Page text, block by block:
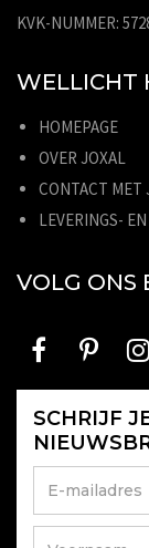
KVK-NUMMER:
WELLICHT
HOMEPAGE
OVER JOXAL
CONTACT MET
LEVERINGS-
VOLG ONS
SCHRIJF